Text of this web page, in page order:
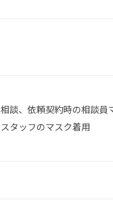
相談、依頼契約時の相談員
スタッフのマスク着用